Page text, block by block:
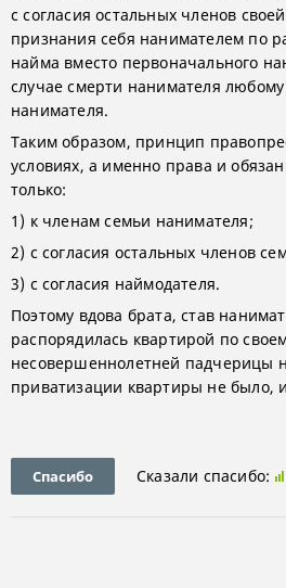
с согласия остальных членов
признания себя нанимателем по
найма вместо первоначального
случае смерти нанимателя
нанимателя.
Таким образом, принцип
условиях, а именно права и
только:
1) к членам семьи нанимателя;
2) с согласия остальных членов
3) с согласия наймодателя.
Поэтому вдова брата, став
распорядилась квартирой по
несовершеннолетней падчерицы
приватизации квартиры не было,
Спасибо Сказали спасибо: